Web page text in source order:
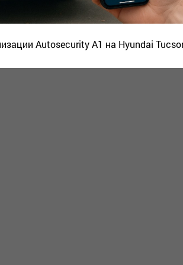
Autosecurity A1 на Hyundai
автомобиля. У нас Вы можете